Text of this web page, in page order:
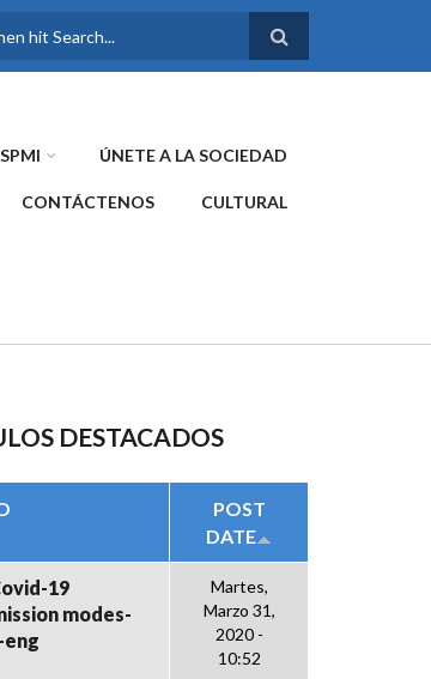
DE
ÚNETE A LA SOCIEDAD
CONTÁCTENOS CULTURAL
DESTACADOS
POST
DATE
19
modes-
eng
Martes,
Marzo 31,
2020 -
10:52